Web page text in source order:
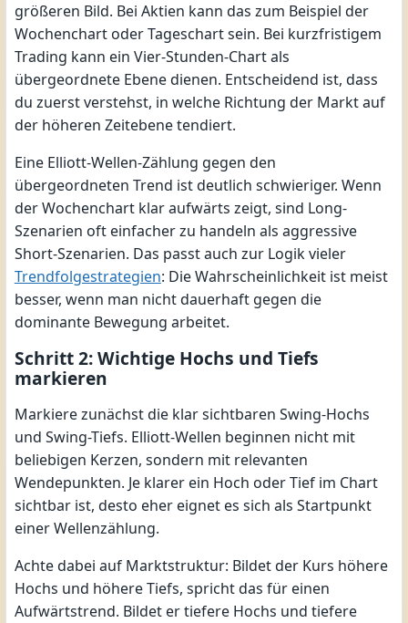
größeren Bild. Bei Aktien kann das zum Beispiel der
Wochenchart oder Tageschart sein. Bei kurzfristigem
Trading kann ein Vier-Stunden-Chart als
übergeordnete Ebene dienen. Entscheidend ist, dass
du zuerst verstehst, in welche Richtung der Markt auf
der höheren Zeitebene tendiert.
Eine Elliott-Wellen-Zählung gegen den
übergeordneten Trend ist deutlich schwieriger. Wenn
der Wochenchart klar aufwärts zeigt, sind Long-
Szenarien oft einfacher zu handeln als aggressive
Short-Szenarien. Das passt auch zur Logik vieler
Trendfolgestrategien: Die Wahrscheinlichkeit ist meist
besser, wenn man nicht dauerhaft gegen die
dominante Bewegung arbeitet.
Schritt 2: Wichtige Hochs und Tiefs
markieren
Markiere zunächst die klar sichtbaren Swing-Hochs
und Swing-Tiefs. Elliott-Wellen beginnen nicht mit
beliebigen Kerzen, sondern mit relevanten
Wendepunkten. Je klarer ein Hoch oder Tief im Chart
sichtbar ist, desto eher eignet es sich als Startpunkt
einer Wellenzählung.
Achte dabei auf Marktstruktur: Bildet der Kurs höhere
Hochs und höhere Tiefs, spricht das für einen
Aufwärtstrend. Bildet er tiefere Hochs und tiefere